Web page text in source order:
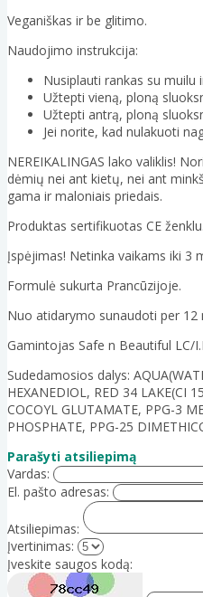
Veganiškas ir be glitimo.
Naudojimo instrukcija:
Nusiplauti rankas su muilu
Užtepti vieną, ploną
Užtepti antrą, ploną
Jei norite, kad nulakuoti
NEREIKALINGAS lako valiklis!
dėmių nei ant kietų, nei ant
gama ir maloniais priedais.
Produktas sertifikuotas CE ženklu.
Įspėjimas! Netinka vaikams iki 3
Formulė sukurta Prancūzijoje.
Nuo atidarymo sunaudoti per 12
Gamintojas Safe n Beautiful LC/
Sudedamosios dalys:
HEXANEDIOL, RED 34 LAKE(CI
COCOYL GLUTAMATE, PPG-3
PHOSPHATE, PPG-25
Parašyti atsiliepimą
Vardas:
El. pašto adresas:
Atsiliepimas:
Įvertinimas:
Įveskite saugos kodą: